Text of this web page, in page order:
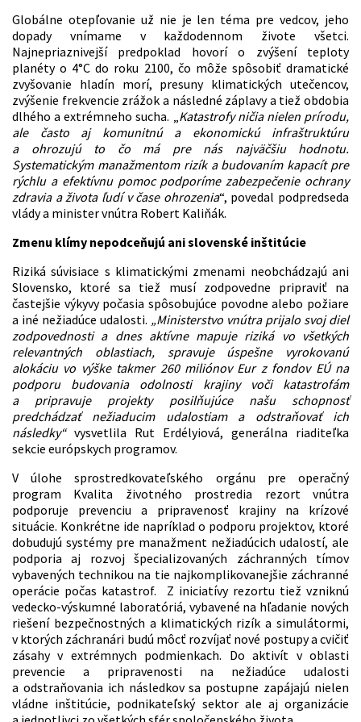
Globálne otepľovanie už nie je len téma pre vedcov, jeho
dopady vnímame v každodennom živote všetci.
Najnepriaznivejší predpoklad hovorí o zvýšení teploty
planéty o 4°C do roku 2100, čo môže spôsobiť dramatické
zvyšovanie hladín morí, presuny klimatických utečencov,
zvýšenie frekvencie zrážok a následné záplavy a tiež obdobia
dlhého a extrémneho sucha. „Katastrofy ničia nielen prírodu,
ale často aj komunitnú a ekonomickú infraštruktúru
a ohrozujú to čo má pre nás najväčšiu hodnotu.
Systematickým manažmentom rizík a budovaním kapacít pre
rýchlu a efektívnu pomoc podporíme zabezpečenie ochrany
zdravia a života ľudí v čase ohrozenia“, povedal podpredseda
vlády a minister vnútra Robert Kaliňák.
Zmenu klímy nepodceňujú ani slovenské inštitúcie
Riziká súvisiace s klimatickými zmenami neobchádzajú ani
Slovensko, ktoré sa tiež musí zodpovedne pripraviť na
častejšie výkyvy počasia spôsobujúce povodne alebo požiare
a iné nežiadúce udalosti. „Ministerstvo vnútra prijalo svoj diel
zodpovednosti a dnes aktívne mapuje riziká vo všetkých
relevantných oblastiach, spravuje úspešne vyrokovanú
alokáciu vo výške takmer 260 miliónov Eur z fondov EÚ na
podporu budovania odolnosti krajiny voči katastrofám
a pripravuje projekty posilňujúce našu schopnosť
predchádzať nežiaducim udalostiam a odstraňovať ich
následky“vysvetlila Rut Erdélyiová, generálna riaditeľka
sekcie európskych programov.
V úlohe sprostredkovateľského orgánu pre operačný
program Kvalita životného prostredia rezort vnútra
podporuje prevenciu a pripravenosť krajiny na krízové
situácie. Konkrétne ide napríklad o podporu projektov, ktoré
dobudujú systémy pre manažment nežiadúcich udalostí, ale
podporia aj rozvoj špecializovaných záchranných tímov
vybavených technikou na tie najkomplikovanejšie záchranné
operácie počas katastrof. Z iniciatívy rezortu tiež vzniknú
vedecko-výskumné laboratóriá, vybavené na hľadanie nových
riešení bezpečnostných a klimatických rizík a simulátormi,
v ktorých záchranári budú môcť rozvíjať nové postupy a cvičiť
zásahy v extrémnych podmienkach. Do aktivít v oblasti
prevencie a pripravenosti na nežiadúce udalosti
a odstraňovania ich následkov sa postupne zapájajú nielen
vládne inštitúcie, podnikateľský sektor ale aj organizácie